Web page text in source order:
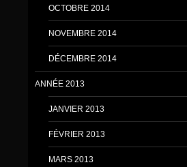
OCTOBRE 2014
NOVEMBRE 2014
DÉCEMBRE 2014
ANNÉE 2013
JANVIER 2013
FÉVRIER 2013
MARS 2013